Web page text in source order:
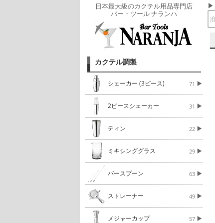
日本最大級のカクテル用品専門店
バー・ツール ナランハ
カクテル調製
シェーカー (3ピース) 71
2ピースシェーカー 31
ティン 22
ミキシンググラス 29
バースプーン 63
ストレーナー 49
メジャーカップ 57